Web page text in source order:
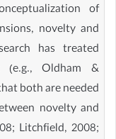
of
novelty and
has treated
Oldham &
both are needed
novelty and
Litchfield, 2008;